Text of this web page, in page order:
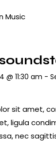
@ 11:30 am -
sit amet,
ligula
nec